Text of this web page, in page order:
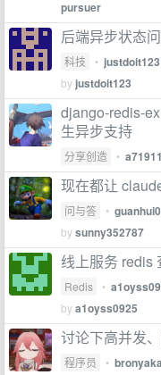
pursuer
后端异步状态
科技 • justdoit123
by justdoit123
django-redis-
生异步支持
分享创造 •
现在都让
问与答 •
bysunny352787
线上服务 redis
Redis •
bya1oyss0925
讨论下高并发
程序员 •